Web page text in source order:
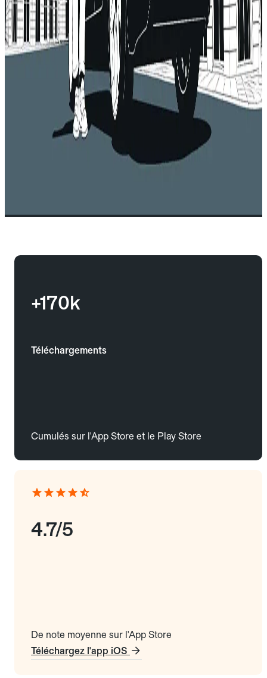
+170k
Téléchargements
Cumulés sur l'App Store et le Play Store
4.7/5
De note moyenne sur l'App Store
Téléchargez l'app iOS